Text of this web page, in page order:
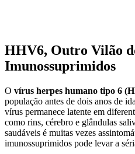
HHV6, Outro Vilão
Imunossuprimidos
O vírus herpes humano tipo 6
população antes de dois anos de
vírus permanece latente em
como rins, cérebro e glândulas
saudáveis é muitas vezes
imunossuprimidos pode levar a